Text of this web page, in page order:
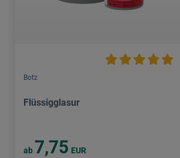
Botz
Flüssigglasur
ab 7,75 EUR